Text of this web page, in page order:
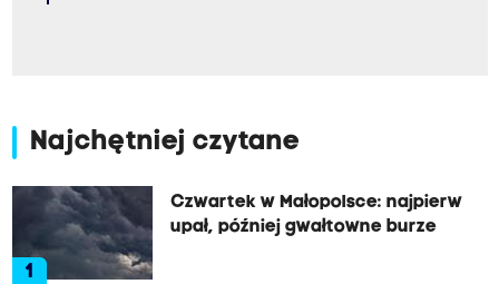
Najchętniej czytane
1
Czwartek w Małopolsce: najpierw
upał, później gwałtowne burze